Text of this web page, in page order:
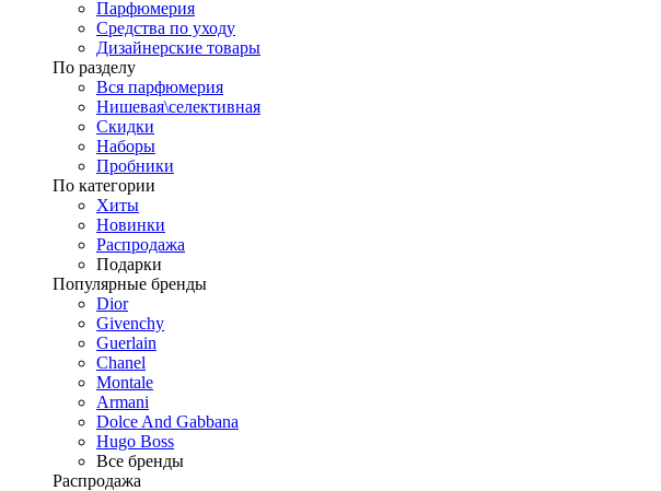
Парфюмерия
Средства по уходу
Дизайнерские товары
По разделу
Вся парфюмерия
Нишевая\селективная
Скидки
Наборы
Пробники
По категории
Хиты
Новинки
Распродажа
Подарки
Популярные бренды
Dior
Givenchy
Guerlain
Chanel
Montale
Armani
Dolce And Gabbana
Hugo Boss
Все бренды
Распродажа